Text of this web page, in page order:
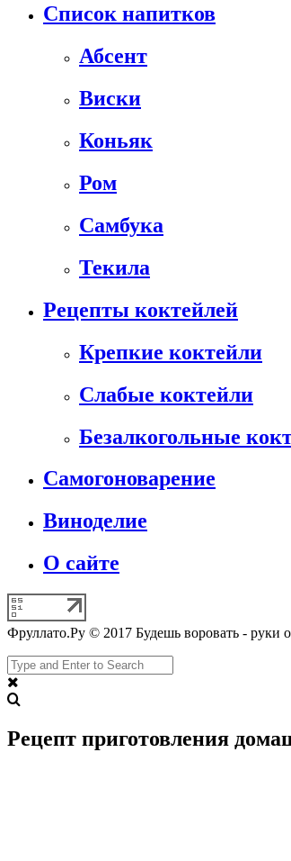
Список напитков
Абсент
Виски
Коньяк
Ром
Самбука
Текила
Рецепты коктейлей
Крепкие коктейли
Слабые коктейли
Безалкогольные
Самогоноварение
Виноделие
О сайте
Фруллато.Ру © 2017 Будешь воровать - руки
Рецепт приготовления